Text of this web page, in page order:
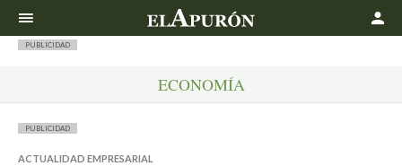
PUBLICIDAD
ECONOMÍA
PUBLICIDAD
ACTUALIDAD EMPRESARIAL